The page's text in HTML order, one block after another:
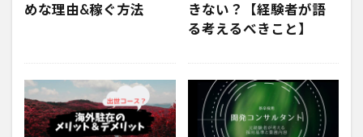
めな理由&稼ぐ方法
きない？【経験者が語
る考えるべきこと】